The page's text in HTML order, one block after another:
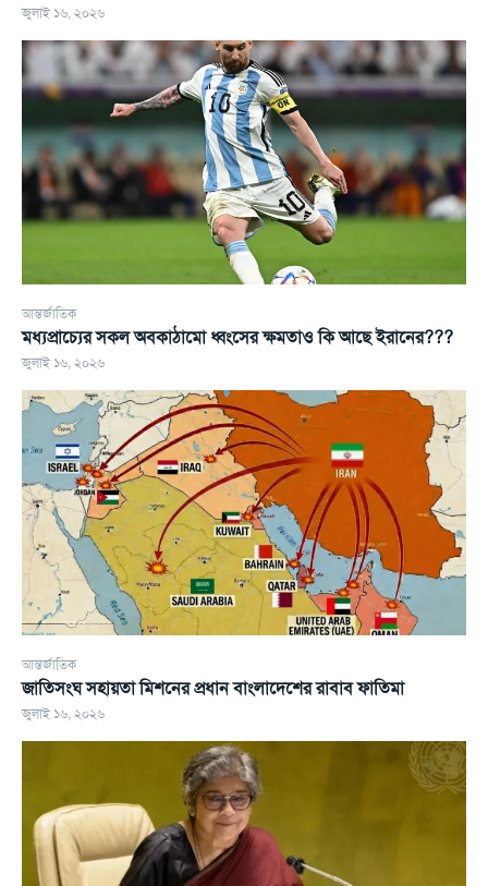
জুলাই ১৬, ২০২৬
আন্তর্জাতিক
মধ্যপ্রাচ্যের সকল অবকাঠামো ধ্বংসের ক্ষমতাও কি আছে ইরানের???
জুলাই ১৬, ২০২৬
আন্তর্জাতিক
জাতিসংঘ সহায়তা মিশনের প্রধান বাংলাদেশের রাবাব ফাতিমা
জুলাই ১৬, ২০২৬